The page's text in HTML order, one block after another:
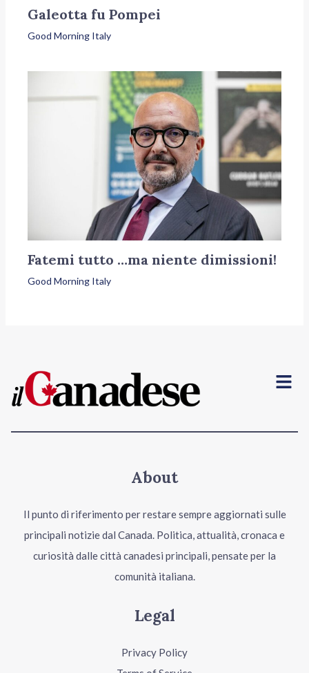
Galeotta fu Pompei
Good Morning Italy
Fatemi tutto …ma niente dimissioni!
Good Morning Italy
Menu
About
Il punto di riferimento per restare sempre aggiornati sulle
principali notizie dal Canada. Politica, attualità, cronaca e
curiosità dalle città canadesi principali, pensate per la
comunità italiana.
Legal
Privacy Policy